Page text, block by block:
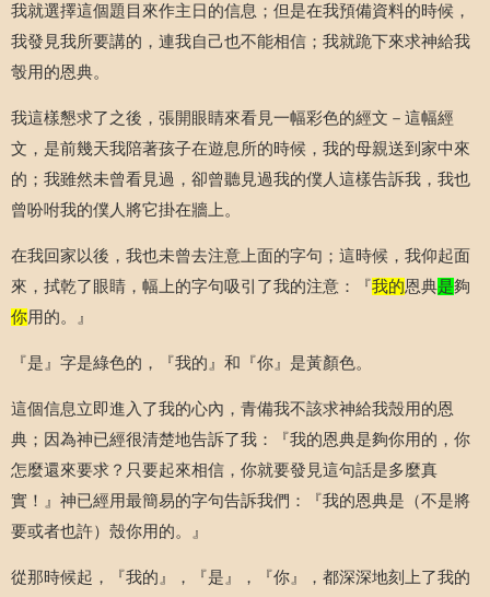
我就選擇這個題目來作主日的信息；但是在我預備資料的時候，
我發見我所要講的，連我自己也不能相信；我就跪下來求神給我
彀用的恩典。
我這樣懇求了之後，張開眼睛來看見一幅彩色的經文－這幅經
文，是前幾天我陪著孩子在遊息所的時候，我的母親送到家中來
的；我雖然未曾看見過，卻曾聽見過我的僕人這樣告訴我，我也
曾吩咐我的僕人將它掛在牆上。
在我回家以後，我也未曾去注意上面的字句；這時候，我仰起面
來，拭乾了眼睛，幅上的字句吸引了我的注意：『我的恩典是夠
你用的。』
『是』字是綠色的，『我的』和『你』是黃顏色。
這個信息立即進入了我的心內，青備我不該求神給我殼用的恩
典；因為神已經很清楚地告訴了我：『我的恩典是夠你用的，你
怎麼還來要求？只要起來相信，你就要發見這句話是多麼真
實！』神已經用最簡易的字句告訴我們：『我的恩典是（不是將
要或者也許）殼你用的。』
從那時候起，『我的』，『是』，『你』，都深深地刻上了我的